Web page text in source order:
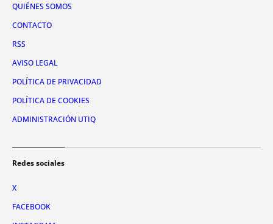
QUIÉNES SOMOS
CONTACTO
RSS
AVISO LEGAL
POLÍTICA DE PRIVACIDAD
POLÍTICA DE COOKIES
ADMINISTRACIÓN UTIQ
Redes sociales
X
FACEBOOK